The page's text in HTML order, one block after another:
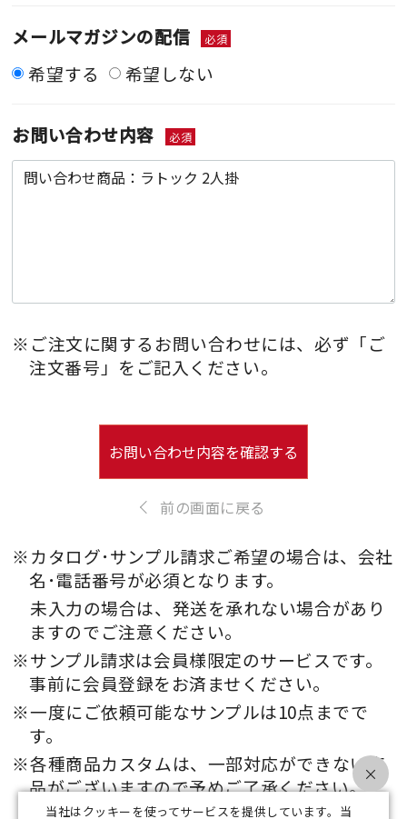
メールマガジンの配信 必須
希望する 希望しない
お問い合わせ内容 必須
※ご注文に関するお問い合わせには、必ず「ご
注文番号」をご記入ください。
前の画面に戻る
お問い合わせ内容を確認する
※カタログ･サンプル請求ご希望の場合は、会社
名･電話番号が必須となります。
未入力の場合は、発送を承れない場合があり
ますのでご注意ください。
※サンプル請求は会員様限定のサービスです。
事前に会員登録をお済ませください。
※一度にご依頼可能なサンプルは10点までで
す。
※各種商品カスタムは、一部対応ができない商
品がございますので予めご了承ください。
当社はクッキーを使ってサービスを提供しています。当
×